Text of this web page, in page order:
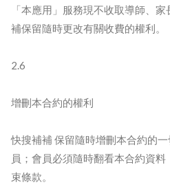
「本應用」服務現不收取導師、
補保留隨時更改有關收費的權利。
2.6
增刪本合約的權利
快搜補補 保留隨時增刪本合約的
員；會員必須隨時翻看本合約資
束條款。